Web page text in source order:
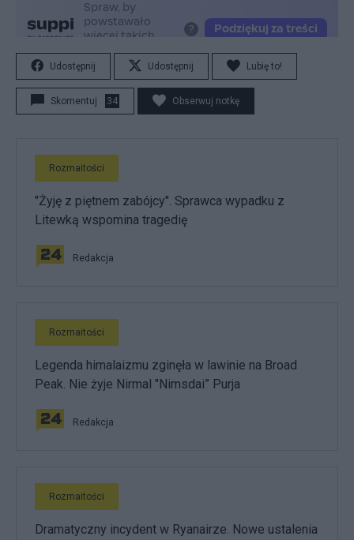
Udostępnij Udostępnij Lubię to!
Skomentuj 34 Obserwuj notkę
Rozmaitości
"Żyję z piętnem zabójcy". Sprawca wypadku z
Litewką wspomina tragedię
Redakcja
Rozmaitości
Legenda himalaizmu zginęła w lawinie na Broad
Peak. Nie żyje Nirmal "Nimsdai” Purja
Redakcja
Rozmaitości
Dramatyczny incydent w Ryanairze. Nowe ustalenia